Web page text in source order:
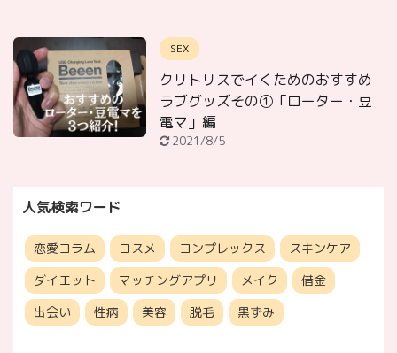
SEX
クリトリスでイくためのおすすめ
ラブグッズその①「ローター・豆
電マ」編
2021/8/5
人気検索ワード
恋愛コラム コスメ コンプレックス
スキンケア
ダイエット
マッチングアプリ メイク
借金
出会い
性病 美容 脱毛 黒ずみ